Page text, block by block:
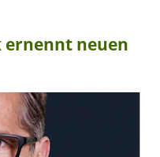
ernennt neuen